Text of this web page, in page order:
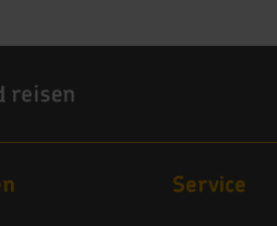
4
Service